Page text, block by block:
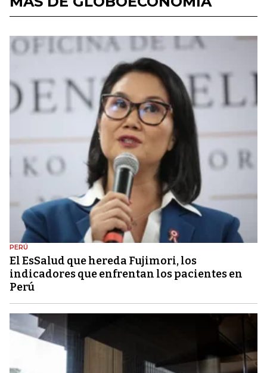
PERÚ
El EsSalud que hereda Fujimori, los
indicadores que enfrentan los pacientes en
Perú